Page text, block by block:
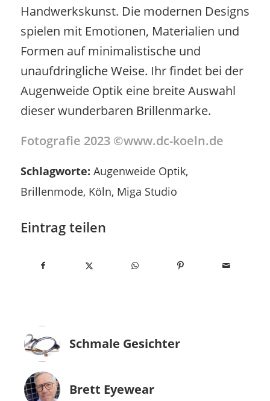
Handwerkskunst. Die modernen Designs
spielen mit Emotionen, Materialien und
Formen auf minimalistische und
unaufdringliche Weise. Ihr findet bei der
Augenweide Optik eine breite Auswahl
dieser wunderbaren Brillenmarke.
Fotografie 2023 ©www.dc-koeln.de
Schlagworte: Augenweide Optik,
Brillenmode, Köln, Miga Studio
Eintrag teilen
Schmale Gesichter
Brett Eyewear